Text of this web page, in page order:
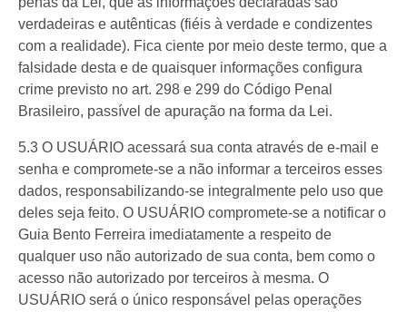
verdadeiras e autênticas (fiéis à verdade e condizentes
com a realidade). Fica ciente por meio deste termo, que a
falsidade desta e de quaisquer informações configura
crime previsto no art. 298 e 299 do Código Penal
Brasileiro, passível de apuração na forma da Lei.
5.3 O USUÁRIO acessará sua conta através de e-mail e
senha e compromete-se a não informar a terceiros esses
dados, responsabilizando-se integralmente pelo uso que
deles seja feito. O USUÁRIO compromete-se a notificar o
Guia Bento Ferreira imediatamente a respeito de
qualquer uso não autorizado de sua conta, bem como o
acesso não autorizado por terceiros à mesma. O
USUÁRIO será o único responsável pelas operações